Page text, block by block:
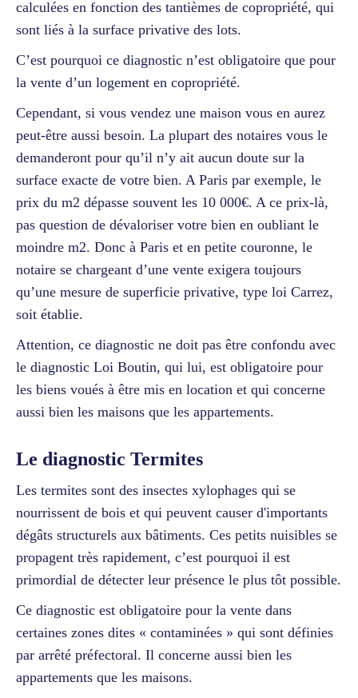
calculées en fonction des tantièmes de copropriété, qui
sont liés à la surface privative des lots.
C’est pourquoi ce diagnostic n’est obligatoire que pour
la vente d’un logement en copropriété.
Cependant, si vous vendez une maison vous en aurez
peut-être aussi besoin. La plupart des notaires vous le
demanderont pour qu’il n’y ait aucun doute sur la
surface exacte de votre bien. A Paris par exemple, le
prix du m2 dépasse souvent les 10 000€. A ce prix-là,
pas question de dévaloriser votre bien en oubliant le
moindre m2. Donc à Paris et en petite couronne, le
notaire se chargeant d’une vente exigera toujours
qu’une mesure de superficie privative, type loi Carrez,
soit établie.
Attention, ce diagnostic ne doit pas être confondu avec
le diagnostic Loi Boutin, qui lui, est obligatoire pour
les biens voués à être mis en location et qui concerne
aussi bien les maisons que les appartements.
Le diagnostic Termites
Les termites sont des insectes xylophages qui se
nourrissent de bois et qui peuvent causer d'importants
dégâts structurels aux bâtiments. Ces petits nuisibles se
propagent très rapidement, c’est pourquoi il est
primordial de détecter leur présence le plus tôt possible.
Ce diagnostic est obligatoire pour la vente dans
certaines zones dites « contaminées » qui sont définies
par arrêté préfectoral. Il concerne aussi bien les
appartements que les maisons.